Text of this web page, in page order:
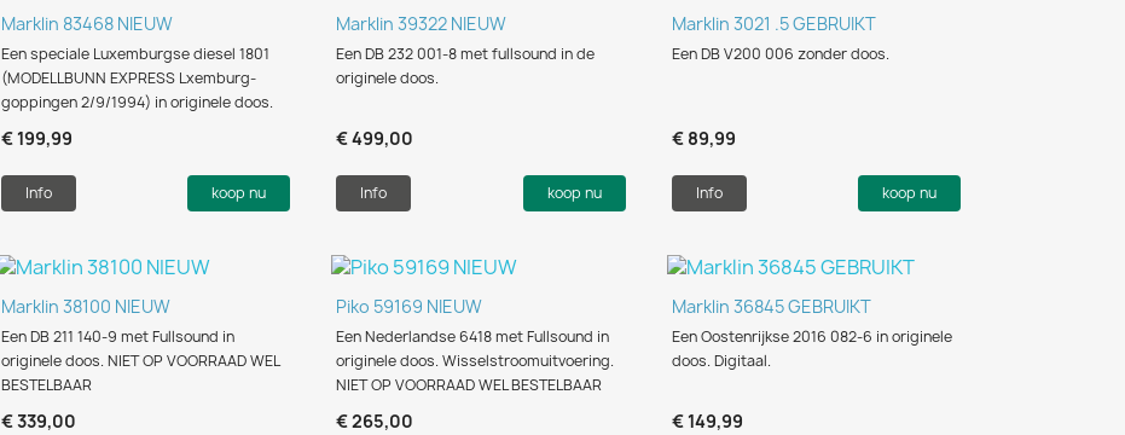
Snel bekijken
Marklin 83468 NIEUW
Een speciale Luxemburgse diesel 1801
(MODELLBUNN EXPRESS Lxemburg-
goppingen 2/9/1994) in originele doos.
€ 199,99
Info koop nu
Snel bekijken
Marklin 39322 NIEUW
Een DB 232 001-8 met fullsound in de
originele doos.
€ 499,00
Info koop nu
Snel bekijken
Marklin 3021 .5 GEBRUIKT
Een DB V200 006 zonder doos.
€ 89,99
Info koop nu
Snel bekijken
Marklin 38100 NIEUW
Een DB 211 140-9 met Fullsound in
originele doos. NIET OP VOORRAAD WEL
BESTELBAAR
€ 339,00
Snel bekijken
Piko 59169 NIEUW
Een Nederlandse 6418 met Fullsound in
originele doos. Wisselstroomuitvoering.
NIET OP VOORRAAD WEL BESTELBAAR
€ 265,00
Snel bekijken
Marklin 36845 GEBRUIKT
Een Oostenrijkse 2016 082-6 in originele
doos. Digitaal.
€ 149,99